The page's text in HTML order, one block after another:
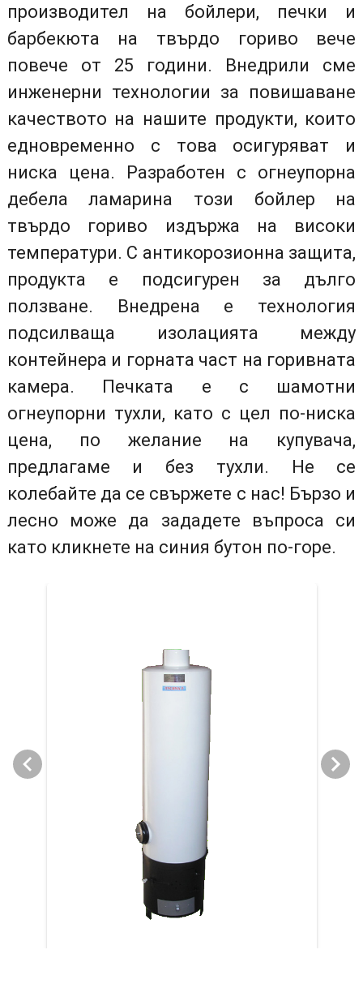
производител на бойлери, печки и
барбекюта на твърдо гориво вече
повече от 25 години. Внедрили сме
инженерни технологии за повишаване
качеството на нашите продукти, които
едновременно с това осигуряват и
ниска цена. Разработен с огнеупорна
дебела ламарина този бойлер на
твърдо гориво издържа на високи
температури. С антикорозионна защита,
продукта е подсигурен за дълго
ползване. Внедрена е технология
подсилваща изолацията между
контейнера и горната част на горивната
камера. Печката е с шамотни
огнеупорни тухли, като с цел по-ниска
цена, по желание на купувача,
предлагаме и без тухли. Не се
колебайте да се свържете с нас! Бързо и
лесно може да зададете въпроса си
като кликнете на синия бутон по-горе.